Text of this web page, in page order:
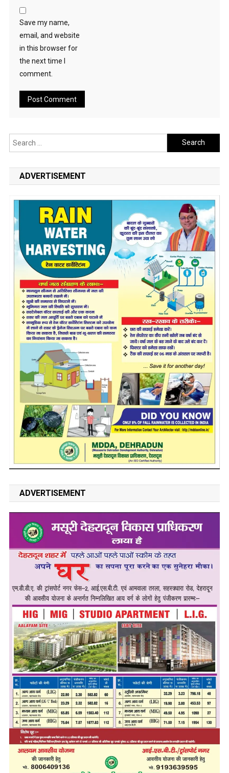
Save my name,
email, and website
in this browser for
the next time I
comment.
Search
for:
ADVERTISEMENT
ADVERTISEMENT